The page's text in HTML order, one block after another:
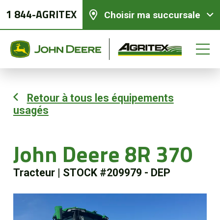
1 844-AGRITEX Choisir ma succursale
Retour à tous les équipements
usagés
John Deere 8R 370
Tracteur STOCK #209979 - DEP
Équipements neufs
Équipements usagés
Pièces et services
Agriculture de précision